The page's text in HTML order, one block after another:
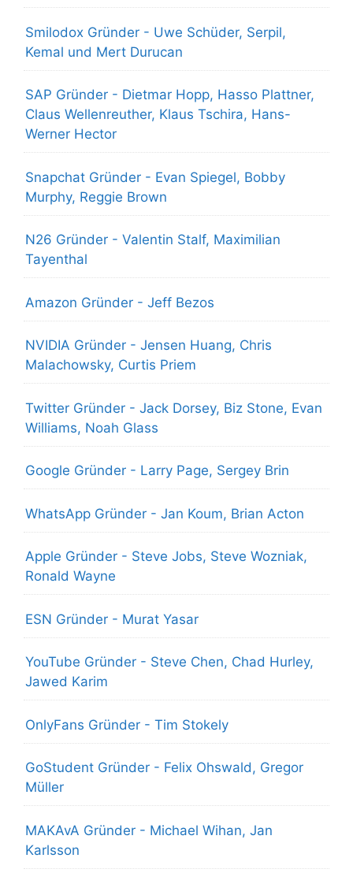
Smilodox Gründer - Uwe Schüder, Serpil,
Kemal und Mert Durucan
SAP Gründer - Dietmar Hopp, Hasso Plattner,
Claus Wellenreuther, Klaus Tschira, Hans-
Werner Hector
Snapchat Gründer - Evan Spiegel, Bobby
Murphy, Reggie Brown
N26 Gründer - Valentin Stalf, Maximilian
Tayenthal
Amazon Gründer - Jeff Bezos
NVIDIA Gründer - Jensen Huang, Chris
Malachowsky, Curtis Priem
Twitter Gründer - Jack Dorsey, Biz Stone, Evan
Williams, Noah Glass
Google Gründer - Larry Page, Sergey Brin
WhatsApp Gründer - Jan Koum, Brian Acton
Apple Gründer - Steve Jobs, Steve Wozniak,
Ronald Wayne
ESN Gründer - Murat Yasar
YouTube Gründer - Steve Chen, Chad Hurley,
Jawed Karim
OnlyFans Gründer - Tim Stokely
GoStudent Gründer - Felix Ohswald, Gregor
Müller
MAKAvA Gründer - Michael Wihan, Jan
Karlsson